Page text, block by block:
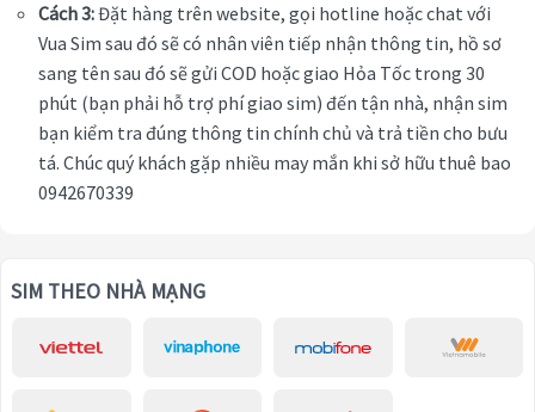
Cách 3:Đặt hàng trên website, gọi hotline hoặc chat với
Vua Sim sau đó sẽ có nhân viên tiếp nhận thông tin, hồ sơ
sang tên sau đó sẽ gửi COD hoặc giao Hỏa Tốc trong 30
phút (bạn phải hỗ trợ phí giao sim) đến tận nhà, nhận sim
bạn kiểm tra đúng thông tin chính chủ và trả tiền cho bưu
tá. Chúc quý khách gặp nhiều may mắn khi sở hữu thuê bao
0942670339
SIM THEO NHÀ MẠNG